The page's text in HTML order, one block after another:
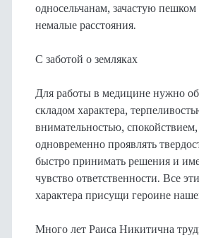
односельчанам, зачастую пешком
немалые расстояния.
С заботой о земляках
Для работы в медицине нужно
складом характера,
внимательностью,
одновременно проявлять
быстро принимать решения и
чувство ответственности. Все
характера присущи героине
Много лет Раиса Никитична